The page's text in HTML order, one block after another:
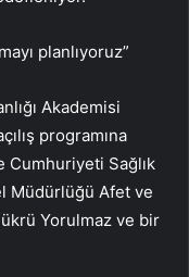
planlıyoruz”
Akademisi
programına
Cumhuriyeti Sağlık
Müdürlüğü Afet ve
Yorulmaz ve bir